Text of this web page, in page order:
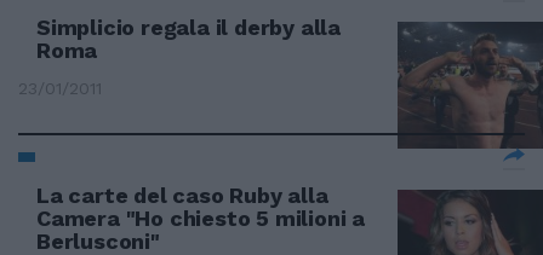
Simplicio regala il derby alla
Roma
23/01/2011
La carte del caso Ruby alla
Camera "Ho chiesto 5 milioni a
Berlusconi"